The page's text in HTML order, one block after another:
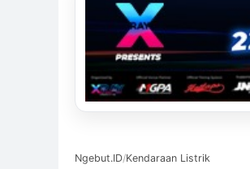
Ngebut.ID/Kendaraan Listrik